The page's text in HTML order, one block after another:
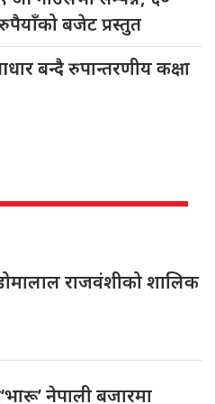
बजेट प्रस्तुत
बन्दै रुपान्तरणीय कक्षा
राजवंशीको शालिक
‘भारू’ नेपाली बजारमा